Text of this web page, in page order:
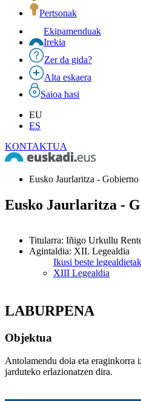
Pertsonak
Ekipamenduak
Irekia
Zer da gida?
Alta eskaera
Saioa hasi
EU
ES
KONTAKTUA
Eusko Jaurlaritza - Gobierno
Eusko Jaurlaritza -
Titularra: Iñigo Urkullu
Agintaldia: XII. Legealdia
Ikusi beste
XIII Legealdia
LABURPENA
Objektua
Antolamendu doia eta eraginkorra
jarduteko erlazionatzen dira.